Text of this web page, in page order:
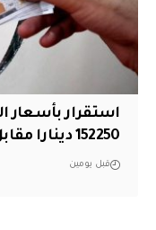
استقرار بأسعار
152250 دينارا مقابل كل 100 دولار
قبل يومين